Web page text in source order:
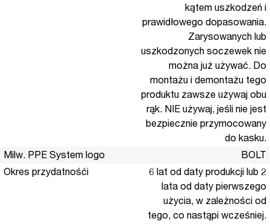
kątem uszkodzeń i
prawidłowego dopasowania.
Zarysowanych lub
uszkodzonych soczewek nie
można już używać. Do
montażu i demontażu tego
produktu zawsze używaj obu
rąk. NIE używaj, jeśli nie jest
bezpiecznie przymocowany
do kasku.
Milw. PPE System logo
BOLT
Okres przydatnośći
6 lat od daty produkcji lub 2
lata od daty pierwszego
użycia, w zależności od
tego, co nastąpi wcześniej.